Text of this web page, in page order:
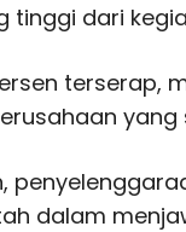
tinggi dari
terserap,
dalam